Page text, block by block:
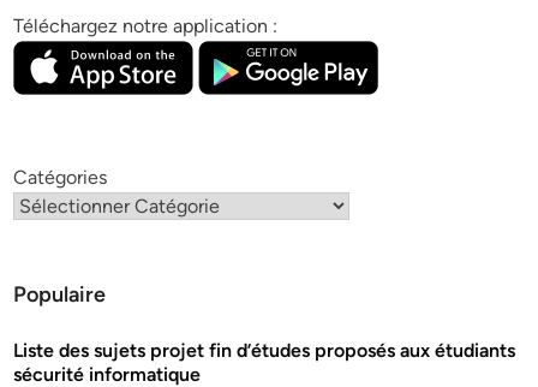
Téléchargez notre application :
Catégories
Populaire
Liste des sujets projet fin d’études proposés aux étudiants
sécurité informatique